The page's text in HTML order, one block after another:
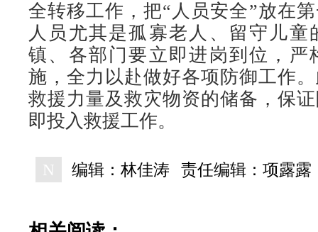
全转移工作，把“人员安全”放在
人员尤其是孤寡老人、留守儿童
镇、各部门要立即进岗到位，严
施，全力以赴做好各项防御工作
救援力量及救灾物资的储备，保
即投入救援工作。
N 编辑：林佳涛 责任编辑：项露露